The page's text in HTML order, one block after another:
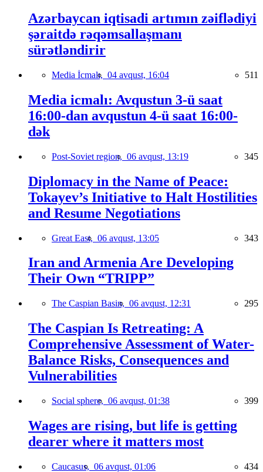
Azərbaycan iqtisadi artımın zəiflədiyi
şəraitdə rəqəmsallaşmanı
sürətləndirir
Media İcmalı, 04 avqust, 16:04 511
Media icmalı: Avqustun 3-ü saat
16:00-dan avqustun 4-ü saat 16:00-
dək
Post-Soviet region, 06 avqust, 13:19 345
Diplomacy in the Name of Peace:
Tokayev’s Initiative to Halt Hostilities
and Resume Negotiations
Great East, 06 avqust, 13:05 343
Iran and Armenia Are Developing
Their Own “TRIPP”
The Caspian Basin, 06 avqust, 12:31 295
The Caspian Is Retreating: A
Comprehensive Assessment of Water-
Balance Risks, Consequences and
Vulnerabilities
Social sphere, 06 avqust, 01:38 399
Wages are rising, but life is getting
dearer where it matters most
Caucasus, 06 avqust, 01:06 434